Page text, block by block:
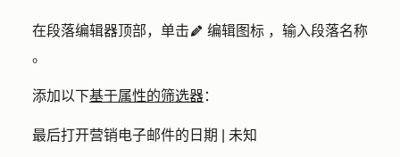
在段落编辑器顶部，单击edit 编辑图标 ，输入段落名称
。
添加以下基于属性的筛选器：
最后打开营销电子邮件的日期 | 未知